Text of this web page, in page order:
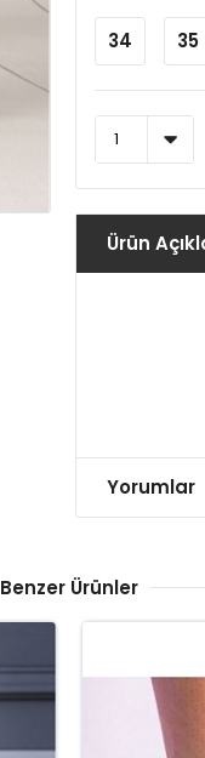
34 35
Ürün
Yorumlar
Benzer Ürünler